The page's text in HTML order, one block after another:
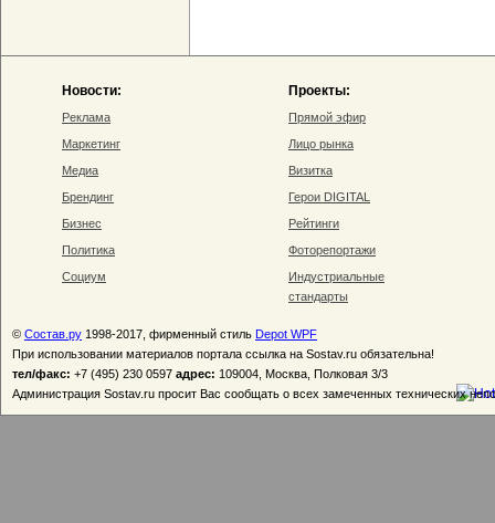
Новости:
Реклама
Маркетинг
Медиа
Брендинг
Бизнес
Политика
Социум
Проекты:
Прямой эфир
Лицо рынка
Визитка
Герои DIGITAL
Рейтинги
Фоторепортажи
Индустриальные
стандарты
© Состав.ру 1998-2017, фирменный стиль Depot WPF
При использовании материалов портала ссылка на Sostav.ru обязательна!
тел/факс: +7 (495) 230 0597 адрес: 109004, Москва, Полковая 3/3
Администрация Sostav.ru просит Вас сообщать о всех замеченных технических